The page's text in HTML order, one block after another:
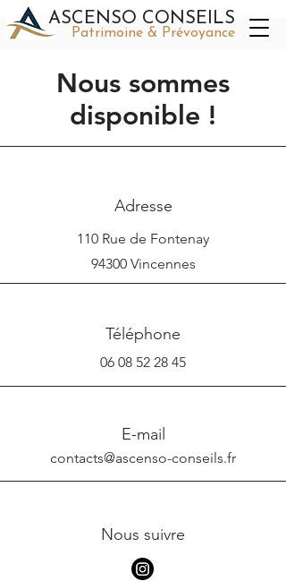
ASCENSO CONSEILS
Patrimoine & Prévoyance
Nous sommes
disponible !
Adresse
110 Rue de Fontenay
94300 Vincennes
Téléphone
06 08 52 28 45
E-mail
contacts@ascenso-conseils.fr
Nous suivre